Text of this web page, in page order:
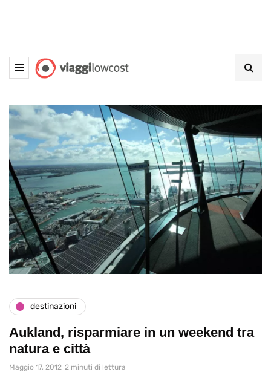
destinazioni
Aukland, risparmiare in un weekend tra
natura e città
Maggio 17, 2012 2 minuti di lettura